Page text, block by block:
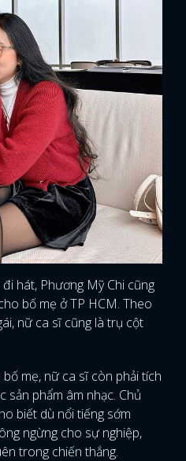
GOOGLE
hát, Phương Mỹ Chi cũng
bố mẹ ở TP HCM. Theo
nữ ca sĩ cũng là trụ cột
mẹ, nữ ca sĩ còn phải tích
phẩm âm nhạc. ​​Chủ
biết dù nổi tiếng sớm
ngừng cho sự nghiệp,
trong chiến thắng.